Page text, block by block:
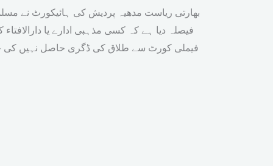
بھارتی ریاست مدھیہ پردیش کی ہائیکورٹ نے
فیصلہ دیا ہے کہ کسی مذہبی ادارے یا
فیملی کورٹ سے طلاق کی ڈگری حاصل نہیں کی